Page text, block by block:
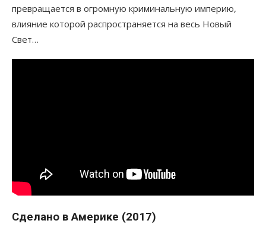
превращается в огромную криминальную империю,
влияние которой распространяется на весь Новый
Свет…
Сделано в Америке (2017)